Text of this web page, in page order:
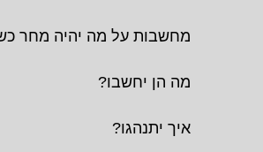
מחשבות על מה יהיה מחר
מה הן יחשבו?
איך יתנהגו?